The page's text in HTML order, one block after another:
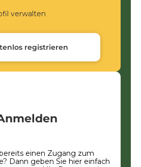
verwalten
registrieren
einen Zugang zum
Dann geben Sie hier einfach